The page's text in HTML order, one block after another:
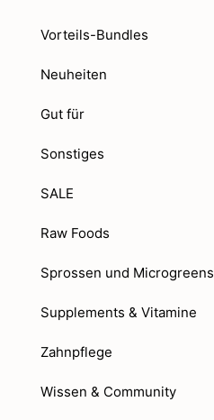
Vorteils-Bundles
Neuheiten
Gut für
Sonstiges
SALE
Raw Foods
Sprossen und Microgreens
Supplements & Vitamine
Zahnpflege
Wissen & Community